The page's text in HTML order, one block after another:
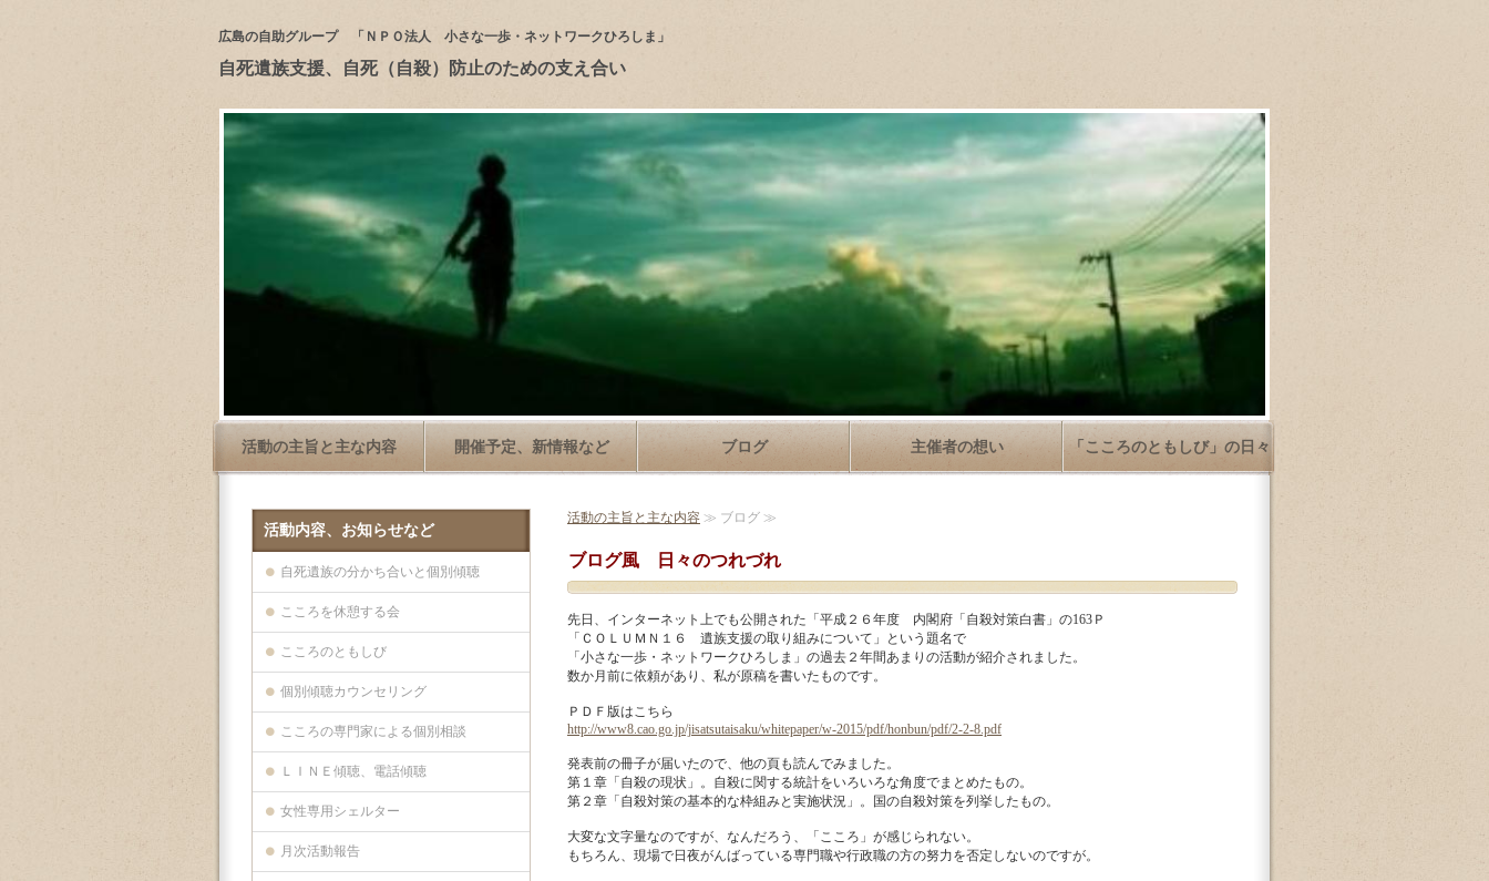
広島の自助グループ 「ＮＰＯ法人 小さな一歩・ネットワークひろしま」
自死遺族支援、自死（自殺）防止のための支え合い
活動の主旨と主な内容 開催予定、新情報など ブログ 主催者の想い 「こころのともしび」の日々
活動の主旨と主な内容 ≫ ブログ ≫
ブログ風 日々のつれづれ
先日、インターネット上でも公開された「平成２６年度 内閣府「自殺対策白書」の163Ｐ
「ＣＯＬＵＭＮ１６ 遺族支援の取り組みについて」という題名で
「小さな一歩・ネットワークひろしま」の過去２年間あまりの活動が紹介されました。
数か月前に依頼があり、私が原稿を書いたものです。
ＰＤＦ版はこちら
http://www8.cao.go.jp/jisatsutaisaku/whitepaper/w-2015/pdf/honbun/pdf/2-2-8.pdf
発表前の冊子が届いたので、他の頁も読んでみました。
第１章「自殺の現状」。自殺に関する統計をいろいろな角度でまとめたもの。
第２章「自殺対策の基本的な枠組みと実施状況」。国の自殺対策を列挙したもの。
大変な文字量なのですが、なんだろう、「こころ」が感じられない。
もちろん、現場で日夜がんばっている専門職や行政職の方の努力を否定しないのですが。
活動内容、お知らせなど
自死遺族の分かち合いと個別傾聴
こころを休憩する会
こころのともしび
個別傾聴カウンセリング
こころの専門家による個別相談
ＬＩＮＥ傾聴、電話傾聴
女性専用シェルター
月次活動報告